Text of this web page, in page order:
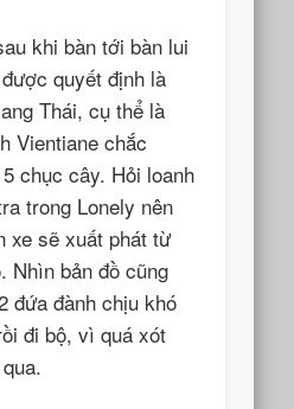
khi bàn tới bàn lui
quyết định là
Thái, cụ thể là
Vientiane chắc
chục cây. Hỏi loanh
trong Lonely nên
xe sẽ xuất phát từ
Nhìn bản đồ cũng
đứa đành chịu khó
đi bộ, vì quá xót